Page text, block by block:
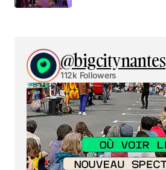
@bigcitynantes
112k Followers